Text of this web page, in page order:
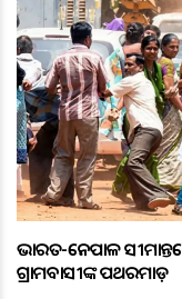
ଭାରତ-ନେପାଳ
ଗ୍ରାମବାସୀଙ୍କ ପଥରମାଡ଼